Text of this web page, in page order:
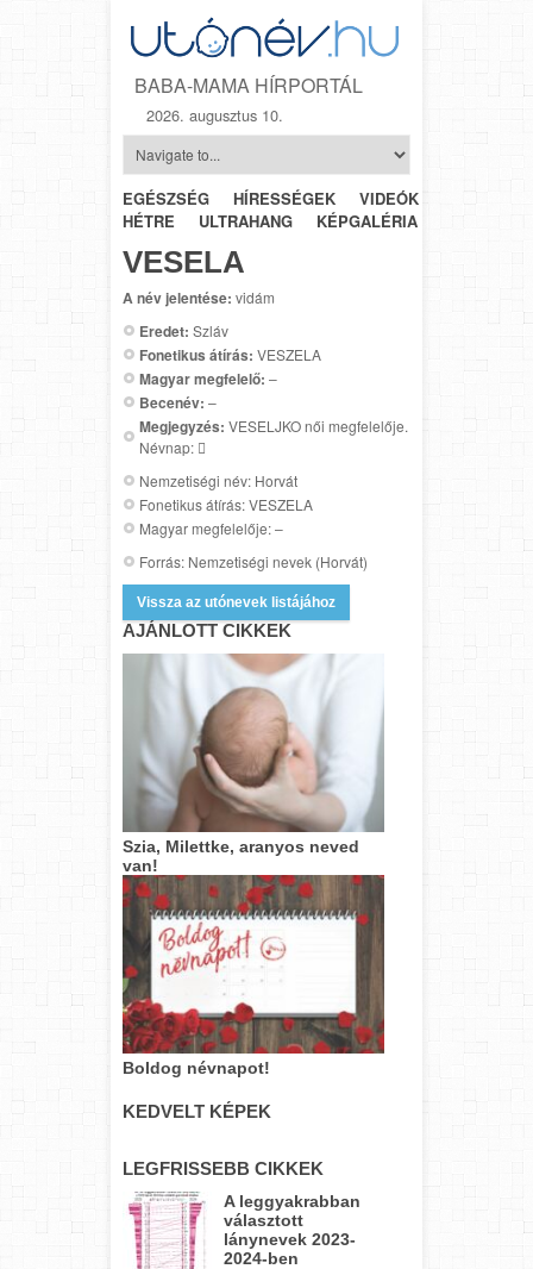
BABA-MAMA HÍRPORTÁL
2026. augusztus 10.
EGÉSZSÉG HÍRESSÉGEK VIDEÓK
HÉTRŐL-
HÉTRE
ULTRAHANG KÉPGALÉRIA
VESELA
A név jelentése: vidám
Eredet: Szláv
Fonetikus átírás: VESZELA
Magyar megfelelő: –
Becenév: –
Megjegyzés: VESELJKO női megfelelője.
Névnap: 
Nemzetiségi név: Horvát
Fonetikus átírás: VESZELA
Magyar megfelelője: –
Forrás: Nemzetiségi nevek (Horvát)
Vissza az utónevek listájához
AJÁNLOTT CIKKEK
Szia, Milettke, aranyos neved
van!
Boldog névnapot!
KEDVELT KÉPEK
LEGFRISSEBB CIKKEK
A leggyakrabban
választott
lánynevek 2023-
2024-ben